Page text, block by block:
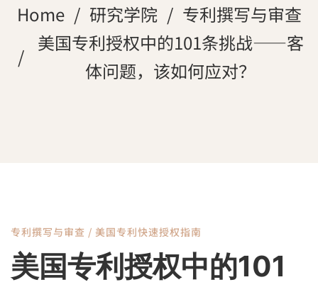
Home 研究学院
专利撰写与审查
美国专利授权中的101条挑战——客
体问题，该如何应对？
美
专利撰写与审查 / 美国专利快速授权指南
美国专利授权中的101